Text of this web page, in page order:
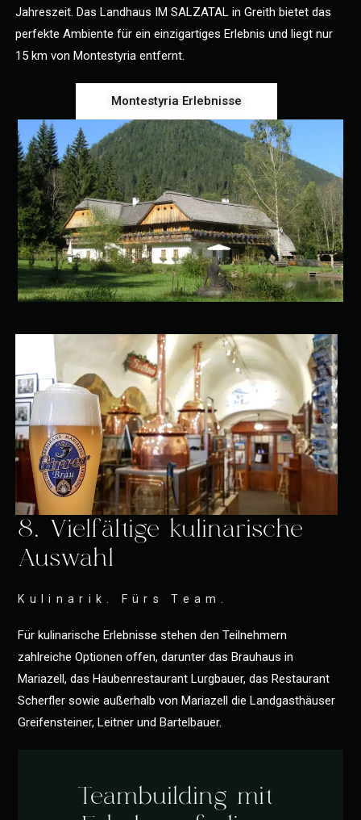
Jahreszeit. Das Landhaus IM SALZATAL in Greith bietet das
perfekte Ambiente für ein einzigartiges Erlebnis und liegt nur
15 km von Montestyria entfernt.
Montestyria Erlebnisse
8. Vielfältige kulinarische
Auswahl
Kulinarik. Fürs Team.
Für kulinarische Erlebnisse stehen den Teilnehmern
zahlreiche Optionen offen, darunter das Brauhaus in
Mariazell, das Haubenrestaurant Lurgbauer, das Restaurant
Scherfler sowie außerhalb von Mariazell die Landgasthäuser
Greifensteiner, Leitner und Bartelbauer.
Teambuilding mit